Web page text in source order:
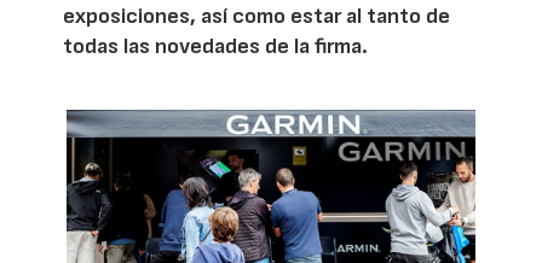
exposiciones, así como estar al tanto de
todas las novedades de la firma.